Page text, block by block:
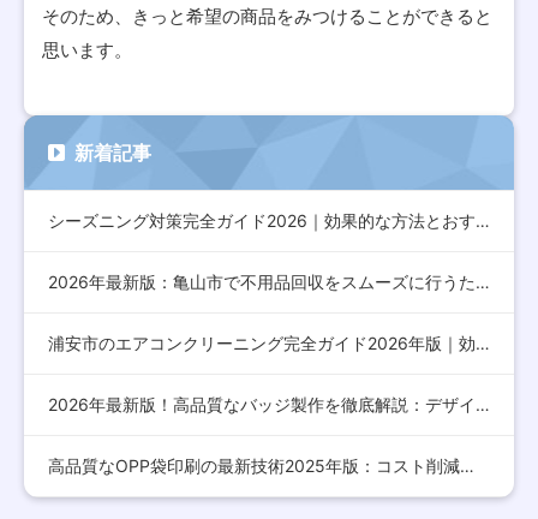
そのため、きっと希望の商品をみつけることができると
思います。
新着記事
シーズニング対策完全ガイド2026｜効果的な方法とおすすめア…
2026年最新版：亀山市で不用品回収をスムーズに行うための完…
浦安市のエアコンクリーニング完全ガイド2026年版｜効果的な…
2026年最新版！高品質なバッジ製作を徹底解説：デザインから…
高品質なOPP袋印刷の最新技術2025年版：コスト削減とデザ…